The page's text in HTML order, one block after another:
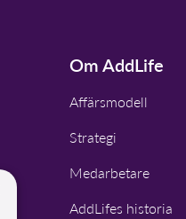
Om AddLife
Affärsmodell
Strategi
Medarbetare
AddLifes historia